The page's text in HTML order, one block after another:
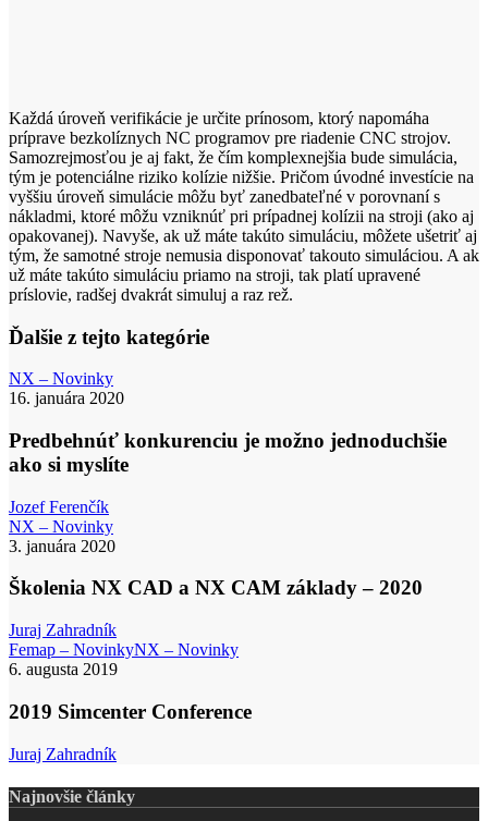
Každá úroveň verifikácie je určite prínosom, ktorý napomáha
príprave bezkolíznych NC programov pre riadenie CNC strojov.
Samozrejmosťou je aj fakt, že čím komplexnejšia bude simulácia,
tým je potenciálne riziko kolízie nižšie. Pričom úvodné investície na
vyššiu úroveň simulácie môžu byť zanedbateľné v porovnaní s
nákladmi, ktoré môžu vzniknúť pri prípadnej kolízii na stroji (ako aj
opakovanej). Navyše, ak už máte takúto simuláciu, môžete ušetriť aj
tým, že samotné stroje nemusia disponovať takouto simuláciou. A ak
už máte takúto simuláciu priamo na stroji, tak platí upravené
príslovie, radšej dvakrát simuluj a raz rež.
Ďalšie z tejto kategórie
NX – NovinkyPredbehnúť
konkurenciu
možno
jednoduchšie
ako
16. januára 2020
Predbehnúť konkurenciu je možno jednoduchšie
ako si myslíte
Jozef Ferenčík
NX – NovinkyŠkolenia
NX
a
CAM
základy
–
3. januára 2020
Školenia NX CAD a NX CAM základy – 2020
Juraj Zahradník
Femap – NovinkyNX – Novinky2019
6. augusta 2019
2019 Simcenter Conference
Juraj Zahradník
Najnovšie články